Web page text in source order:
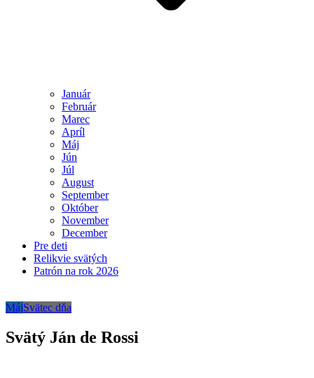
Január
Február
Marec
Apríl
Máj
Jún
Júl
August
September
Október
November
December
Pre deti
Relikvie svätých
Patrón na rok 2026
MájSvätec dňa
Svätý Ján de Rossi